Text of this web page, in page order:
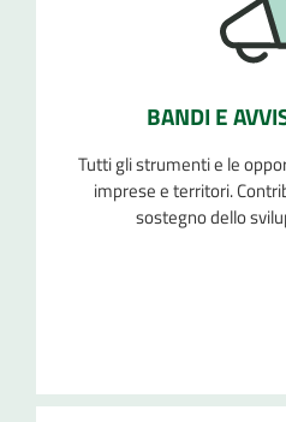
BANDI E
Tutti gli strumenti e le
imprese e territori.
sostegno dello